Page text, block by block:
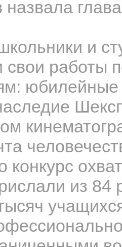
назвала
и
свои работы
юбилейные
конкурс
из 84